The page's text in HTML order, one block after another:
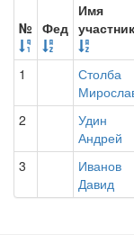
№ Фед
Имя
1
Столба
2
Удин
Андрей
3
Иванов
Давид